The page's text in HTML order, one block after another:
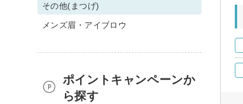
その他(まつげ)
メンズ眉・アイブロウ
ポイントキャンペーンか
ら探す